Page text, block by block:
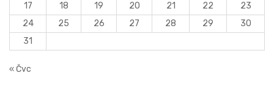
17
18 19 20 21 22
23
24
25 26 27 28 29
30
31
« Čvc